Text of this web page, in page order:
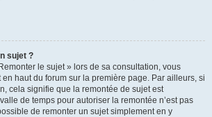
sujet ?
le sujet » lors de sa consultation, vous
haut du forum sur la première page. Par ailleurs, si
cela signifie que la remontée de sujet est
de temps pour autoriser la remontée n’est pas
de remonter un sujet simplement en y